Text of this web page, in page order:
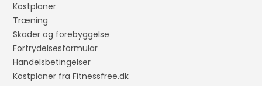
Kostplaner
Træning
Skader og forebyggelse
Fortrydelsesformular
Handelsbetingelser
Kostplaner fra Fitnessfree.dk